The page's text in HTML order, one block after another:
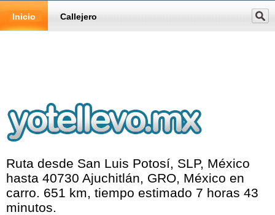
Inicio Callejero
Ruta desde San Luis Potosí, SLP, México
hasta 40730 Ajuchitlán, GRO, México en
carro. 651 km, tiempo estimado 7 horas 43
minutos.